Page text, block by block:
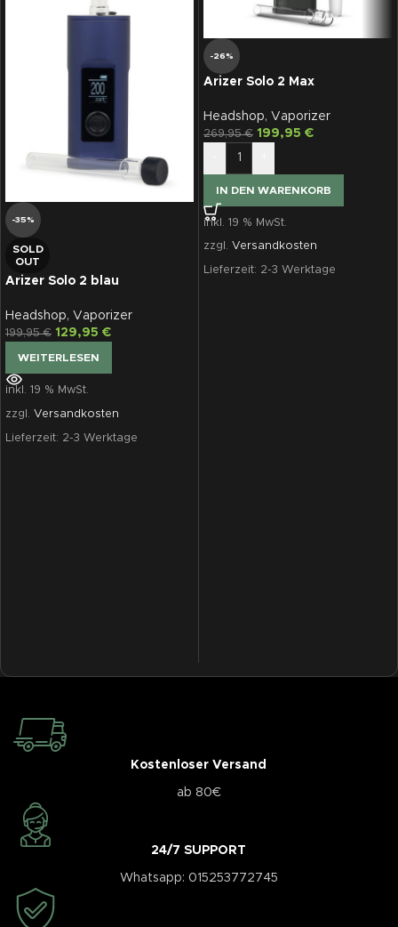
-35%
SOLD
OUT
Arizer Solo 2 blau
Headshop, Vaporizer
199,95€ 129,95 €
WEITERLESEN
inkl. 19 % MwSt.
zzgl. Versandkosten
Lieferzeit: 2-3 Werktage
-26%
Arizer Solo 2 Max
Headshop, Vaporizer
269,95€ 199,95 €
IN DEN WARENKORB
inkl. 19 % MwSt.
zzgl. Versandkosten
Lieferzeit: 2-3 Werktage
Kostenloser Versand
ab 80€
24/7 SUPPORT
Whatsapp: 015253772745